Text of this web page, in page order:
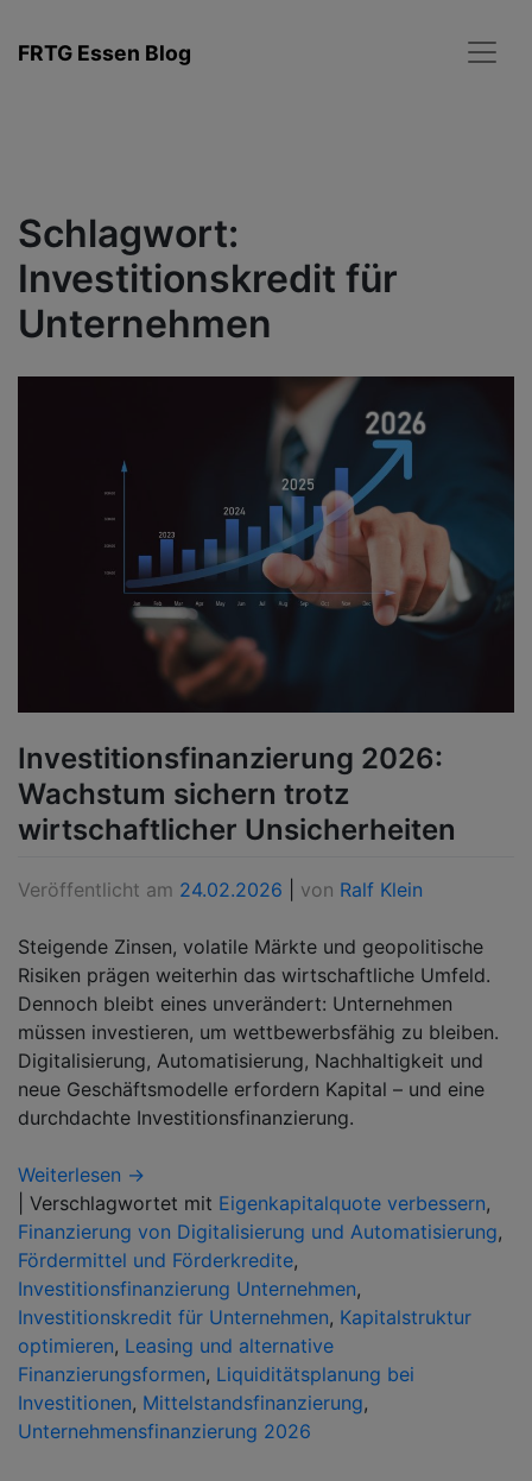
Inhalt
FRTG Essen Blog
Schlagwort:
Investitionskredit für
Unternehmen
Investitionsfinanzierung 2026:
Wachstum sichern trotz
wirtschaftlicher Unsicherheiten
Veröffentlicht am 24.02.2026 von Ralf Klein
Steigende Zinsen, volatile Märkte und geopolitische
Risiken prägen weiterhin das wirtschaftliche Umfeld.
Dennoch bleibt eines unverändert: Unternehmen
müssen investieren, um wettbewerbsfähig zu bleiben.
Digitalisierung, Automatisierung, Nachhaltigkeit und
neue Geschäftsmodelle erfordern Kapital – und eine
durchdachte Investitionsfinanzierung.
Weiterlesen →
Verschlagwortet mit Eigenkapitalquote verbessern,
Finanzierung von Digitalisierung und Automatisierung,
Fördermittel und Förderkredite,
Investitionsfinanzierung Unternehmen,
Investitionskredit für Unternehmen, Kapitalstruktur
optimieren, Leasing und alternative
Finanzierungsformen, Liquiditätsplanung bei
Investitionen, Mittelstandsfinanzierung,
Unternehmensfinanzierung 2026